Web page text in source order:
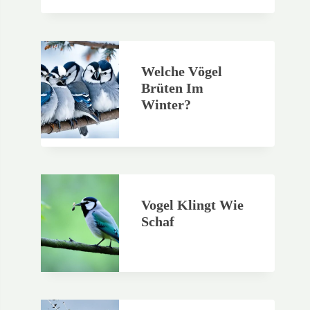
Welche Vögel
Brüten Im
Winter?
Vogel Klingt Wie
Schaf